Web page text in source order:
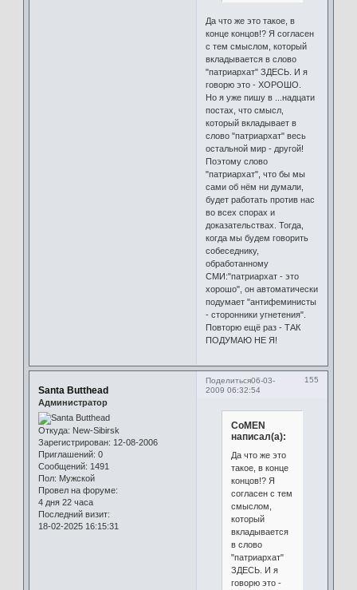
Да что же это такое, в
конце концов!? Я согласен
с тем смыслом, который
вкладывается в слово
"патриархат" ЗДЕСЬ. И я
говорю это - ХОРОШО.
Но я уже пишу в ...надцати
постах, что смысл,
который вкладывает в
слово "патриархат" весь
остальной мир - другой!
Поэтому слово
"патриархат", что бы мы
сами об нём ни думали,
будет работать против нас
во всех спорах и
доказательствах. Тогда,
когда мы будем говорить
собеседнику,
обработанному
СМИ:"патриархат - это
хорошо", он автоматически
подумает "антифеминисты
- сторонники угнетения".
Повторю ещё раз - ТАК
ПОДУМАЮ НЕ Я!
Поделиться 155
06-03-
2009 06:32:54
Santa Butthead
Администратор
Откуда: New-Sibirsk
Зарегистрирован: 12-08-2006
Приглашений: 0
Сообщений: 1491
Пол: Мужской
Провел на форуме:
4 дня 22 часа
Последний визит:
18-02-2025 16:15:31
CoMEN
написал(а):
Да что же это
такое, в конце
концов!? Я
согласен с тем
смыслом,
который
вкладывается
в слово
"патриархат"
ЗДЕСЬ. И я
говорю это -